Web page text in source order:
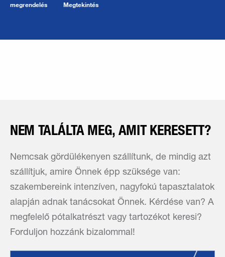
megrendelés Megtekintés
NEM TALÁLTA MEG, AMIT KERESETT?
Nemcsak gördülékenyen szállítunk, de mindig azt
szállítjuk, amire Önnek épp szüksége van:
szakembereink intenzíven, nagyfokú tapasztalatok
alapján adnak tanácsokat Önnek. Kérdése van? A
megfelelő pótalkatrészt vagy tartozékot keresi?
Forduljon hozzánk bizalommal!